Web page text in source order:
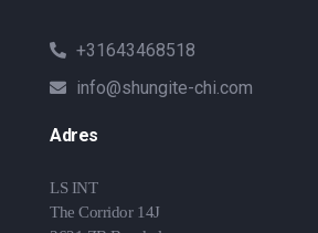
+31643468518
info@shungite-chi.com
Adres
LS INT
The Corridor 14J